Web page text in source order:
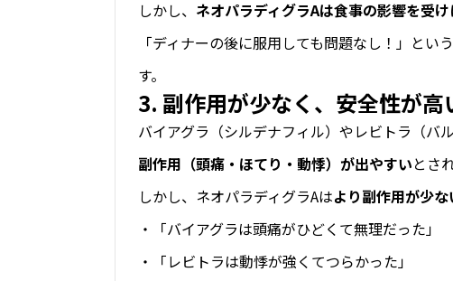
しかし、 ネオパラディグラAは食事の影響を受
「ディナーの後に服用しても問題なし！」と
す。
3. 副作用が少なく、安全性が高
バイアグラ（シルデナフィル）やレビトラ（バ
副作用（頭痛・ほてり・動悸）が出やすいとさ
しかし、ネオパラディグラAはより副作用が少
・「バイアグラは頭痛がひどくて無理だった」
・「レビトラは動悸が強くてつらかった」